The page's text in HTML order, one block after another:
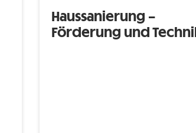
Haussanierung –
Förderung und